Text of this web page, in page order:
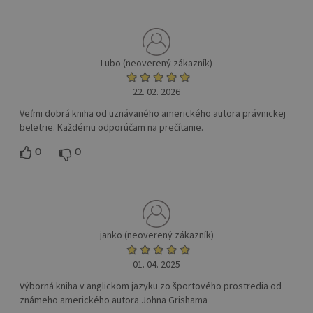
Lubo (neoverený zákazník)
22. 02. 2026
Veľmi dobrá kniha od uznávaného amerického autora právnickej
beletrie. Každému odporúčam na prečítanie.
0 0
janko (neoverený zákazník)
01. 04. 2025
Výborná kniha v anglickom jazyku zo športového prostredia od
známeho amerického autora Johna Grishama